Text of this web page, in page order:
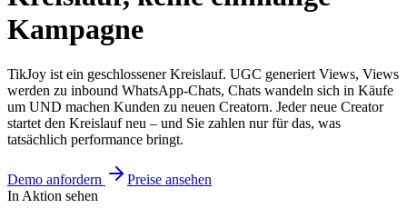
Kampagne
TikJoy ist ein geschlossener Kreislauf. UGC generiert Views, Views
werden zu inbound WhatsApp-Chats, Chats wandeln sich in Käufe
um UND machen Kunden zu neuen Creatorn. Jeder neue Creator
startet den Kreislauf neu – und Sie zahlen nur für das, was
tatsächlich performance bringt.
Demo anfordern
Preise ansehen
In Aktion sehen